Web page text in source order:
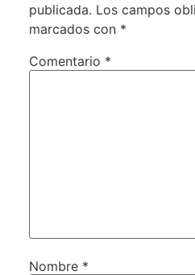
publicada. Los campos
marcados con *
Comentario *
Nombre *